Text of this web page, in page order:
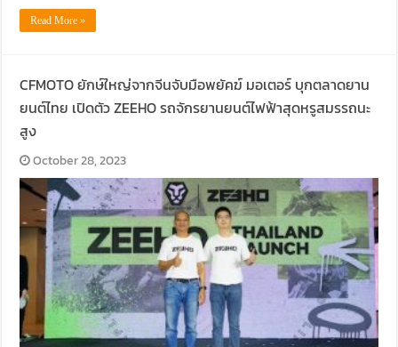
Read More »
CFMOTO ยักษ์ใหญ่จากจีนจับมือพยัคฆ์ มอเตอร์ บุกตลาดยาน
ยนต์ไทย เปิดตัว ZEEHO รถจักรยานยนต์ไฟฟ้าสุดหรูสมรรถนะ
สูง
October 28, 2023